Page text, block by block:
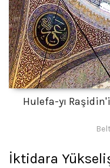
Hulefa-yı
İktidara